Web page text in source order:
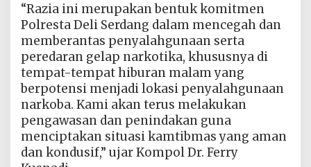
“Razia ini merupakan bentuk komitmen
Polresta Deli Serdang dalam mencegah dan
memberantas penyalahgunaan serta
peredaran gelap narkotika, khususnya di
tempat-tempat hiburan malam yang
berpotensi menjadi lokasi penyalahgunaan
narkoba. Kami akan terus melakukan
pengawasan dan penindakan guna
menciptakan situasi kamtibmas yang aman
dan kondusif,” ujar Kompol Dr. Ferry